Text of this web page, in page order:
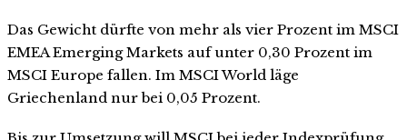
Das Gewicht dürfte von mehr als vier Prozent im MSCI
EMEA Emerging Markets auf unter 0,30 Prozent im
MSCI Europe fallen. Im MSCI World läge
Griechenland nur bei 0,05 Prozent.